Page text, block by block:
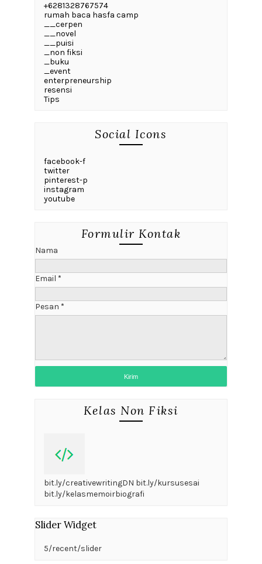
+6281328767574
rumah baca hasfa camp
__cerpen
__novel
__puisi
_non fiksi
_buku
_event
enterpreneurship
resensi
Tips
Social Icons
facebook-f
twitter
pinterest-p
instagram
youtube
Formulir Kontak
Nama
Email *
Pesan *
Kelas Non Fiksi
bit.ly/creativewritingDN bit.ly/kursusesai
bit.ly/kelasmemoirbiografi
Slider Widget
5/recent/slider